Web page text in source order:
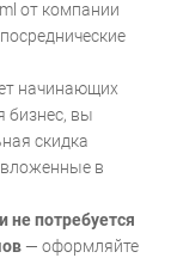
от компании
начинающих
бизнес, вы
скидка
вложенные в
не потребуется
— оформляйте